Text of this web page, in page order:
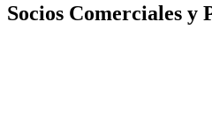
Socios Comerciales y